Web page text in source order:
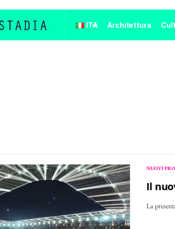
ITA Architettura
NUOVI
Il
La